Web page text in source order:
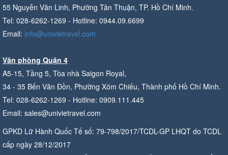
55 Nguyễn Văn Linh, Phường Tân Thuận, TP. Hồ Chí Minh.
Tel: 028-6262-1269 - Hotline: 0944.09.6699
Email: info@univietravel.com
Văn phòng Quận 4
A5-15, Tầng 5, Tòa nhà Saigon Royal,
34 - 35 Bến Vân Đồn, Phường Xóm Chiếu, Thành phố Hồ Chí Minh.
Tel: 028-6262-1269 - Hotline: 0909.111.445
Email: sales@univietravel.com
GPKD Lữ Hành Quốc Tế số: 79-798/2017/TCDL-GP LHQT do TCDL
cấp ngày 28/12/2017